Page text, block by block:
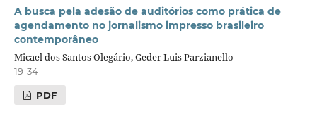
A busca pela adesão de auditórios como prática de
agendamento no jornalismo impresso brasileiro
contemporâneo
Micael dos Santos Olegário, Geder Luis Parzianello
19-34
PDF